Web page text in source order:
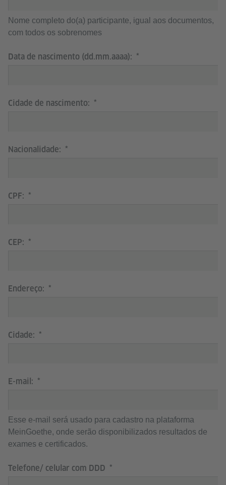
Nome completo do(a) participante, igual aos documentos,
com todos os sobrenomes
Data de nascimento (dd.mm.aaaa):
Cidade de nascimento:
Nacionalidade:
CPF:
CEP:
Endereço:
Cidade:
E-mail:
Esse e-mail será usado para cadastro na plataforma
MeinGoethe, onde serão disponibilizados resultados de
exames e certificados.
Telefone/ celular com DDD